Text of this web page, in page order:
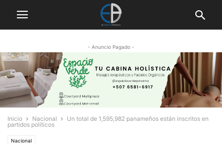
- Anuncio Pagado -
Inicio Nacional
Un total de 1,595,982 panameños están inscritos en
partidos políticos
Nacional